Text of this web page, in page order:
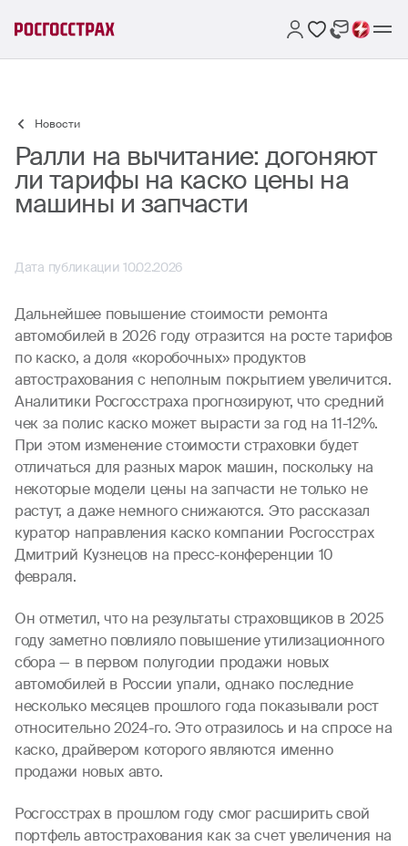
Новости
Ралли на вычитание: догоняют
ли тарифы на каско цены на
машины и запчасти
Дата публикации 10.02.2026
Дальнейшее повышение стоимости ремонта
автомобилей в 2026 году отразится на росте тарифов
по каско, а доля «коробочных» продуктов
автострахования с неполным покрытием увеличится.
Аналитики Росгосстраха прогнозируют, что средний
чек за полис каско может вырасти за год на 11-12%.
При этом изменение стоимости страховки будет
отличаться для разных марок машин, поскольку на
некоторые модели цены на запчасти не только не
растут, а даже немного снижаются. Это рассказал
куратор направления каско компании Росгосстрах
Дмитрий Кузнецов на пресс-конференции 10
февраля.
Он отметил, что на результаты страховщиков в 2025
году заметно повлияло повышение утилизационного
сбора — в первом полугодии продажи новых
автомобилей в России упали, однако последние
несколько месяцев прошлого года показывали рост
относительно 2024-го. Это отразилось и на спросе на
каско, драйвером которого являются именно
продажи новых авто.
Росгосстрах в прошлом году смог расширить свой
портфель автострахования как за счет увеличения на